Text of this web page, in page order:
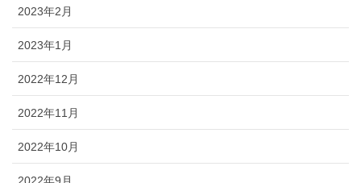
2023年2月
2023年1月
2022年12月
2022年11月
2022年10月